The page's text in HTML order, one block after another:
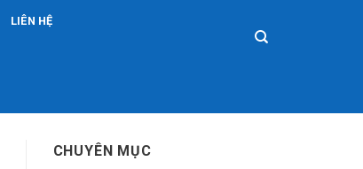
LIÊN HỆ
CHUYÊN MỤC